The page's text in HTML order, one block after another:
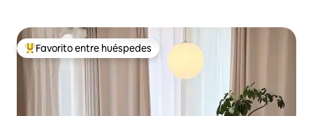
De los mejores en Favorito entre huéspedes
Favorito entre huéspedes